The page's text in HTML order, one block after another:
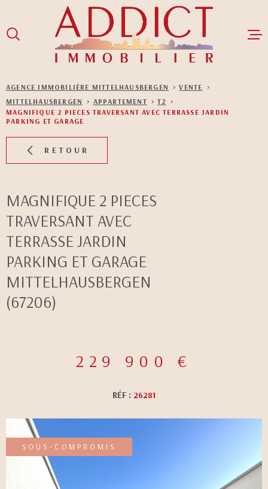
menu
contenu
VENTES
AGENCE IMMOBILIÈRE MITTELHAUSBERGEN
VENTE
MITTELHAUSBERGEN
APPARTEMENT
T2
MAGNIFIQUE 2 PIECES TRAVERSANT AVEC TERRASSE JARDIN
PARKING ET GARAGE
RETOUR
MAGNIFIQUE 2 PIECES
TRAVERSANT AVEC
TERRASSE JARDIN
PARKING ET GARAGE
MITTELHAUSBERGEN
(67206)
229 900 €
RÉF : 26281
SOUS-COMPROMIS